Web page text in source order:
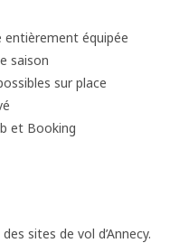
entièrement équipée
saison
sur place
et Booking
sites de vol d’Annecy.